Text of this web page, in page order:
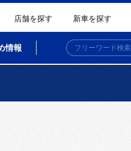
店舗を探す 新車を探す
情報